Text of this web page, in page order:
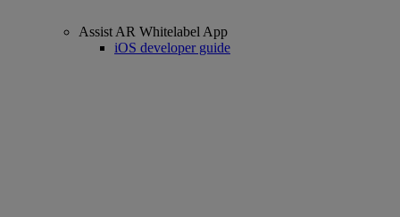
Assist AR Whitelabel App
iOS developer guide